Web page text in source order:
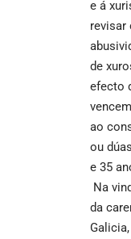
e á
revisar
de
efecto
ao
ou
e 35
Na
da